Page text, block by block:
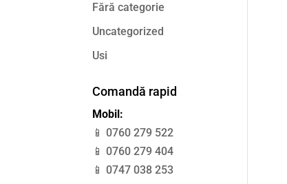
Fără categorie
Uncategorized
Usi
Comandă rapid
Mobil:
📱 0760 279 522
📱 0760 279 404
📱 0747 038 253